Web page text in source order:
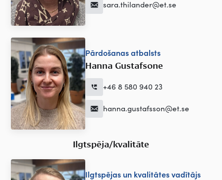
sara.thilander@et.se
Pārdošanas atbalsts
Hanna Gustafsone
+46 8 580 940 23
hanna.gustafsson@et.se
Ilgtspēja/kvalitāte
Ilgtspējas un kvalitātes vadītājs